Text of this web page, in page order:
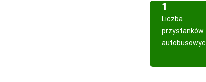
1
Liczba
przystanków